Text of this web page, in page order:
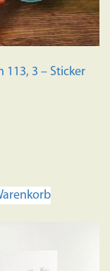
113, 3 – Sticker